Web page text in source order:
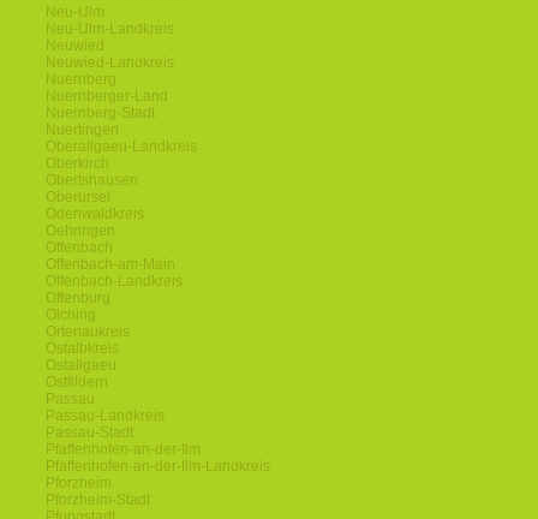
Neu-Ulm
Neu-Ulm-Landkreis
Neuwied
Neuwied-Landkreis
Nuernberg
Nuernberger-Land
Nuernberg-Stadt
Nuertingen
Oberallgaeu-Landkreis
Oberkirch
Obertshausen
Oberursel
Odenwaldkreis
Oehringen
Offenbach
Offenbach-am-Main
Offenbach-Landkreis
Offenburg
Olching
Ortenaukreis
Ostalbkreis
Ostallgaeu
Ostfildern
Passau
Passau-Landkreis
Passau-Stadt
Pfaffenhofen-an-der-Ilm
Pfaffenhofen-an-der-Ilm-Landkreis
Pforzheim
Pforzheim-Stadt